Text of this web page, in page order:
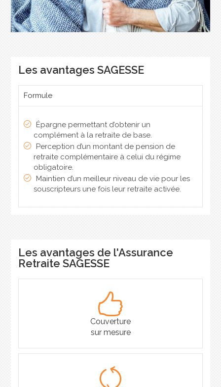
Les avantages SAGESSE
Formule
Épargne permettant d’obtenir un
complément à la retraite de base.
Perception d’un montant de pension de
retraite complémentaire à celui du régime
obligatoire.
Maintien d’un meilleur niveau de vie pour les
souscripteurs une fois leur retraite activée.
Les avantages de l'Assurance
Retraite SAGESSE
Couverture
sur mesure